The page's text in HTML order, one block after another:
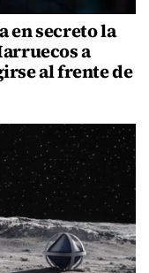
en secreto la
a
al frente de